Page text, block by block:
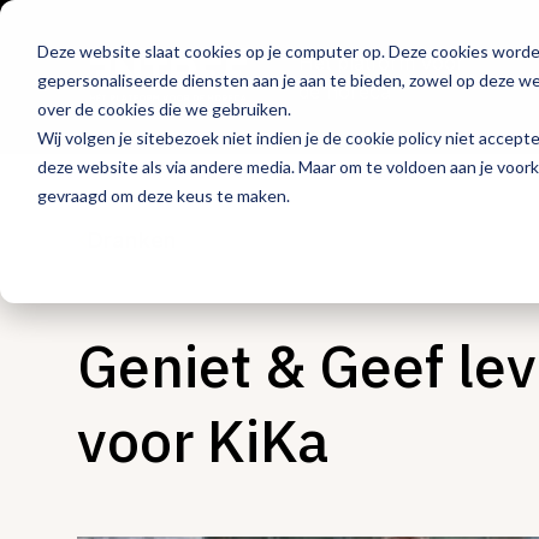
Deze website slaat cookies op je computer op. Deze cookies
gepersonaliseerde diensten aan je aan te bieden, zowel op deze
over de cookies die we gebruiken.
Wij volgen je sitebezoek niet indien je de cookie policy niet
deze website als via andere media. Maar om te voldoen aan je
gevraagd om deze keus te maken.
Hét platform voor
de horeca
Geniet & Geef
voor KiKa